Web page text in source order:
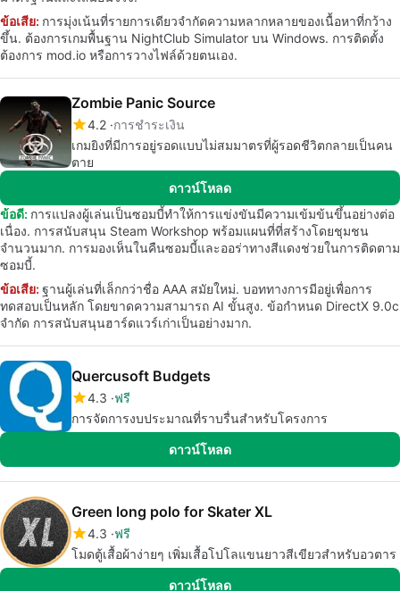
ข้อเสีย: การมุ่งเน้นที่รายการเดียวจำกัดความหลากหลายของเนื้อหาที่กว้าง
ขึ้น. ต้องการเกมพื้นฐาน NightClub Simulator บน Windows. การติดตั้ง
ต้องการ mod.io หรือการวางไฟล์ด้วยตนเอง.
Zombie Panic Source
4.2 การชำระเงิน
เกมยิงที่มีการอยู่รอดแบบไม่สมมาตรที่ผู้รอดชีวิตกลายเป็นคน
ตาย
ดาวน์โหลด
ข้อดี: การแปลงผู้เล่นเป็นซอมบี้ทำให้การแข่งขันมีความเข้มข้นขึ้นอย่างต่อ
เนื่อง. การสนับสนุน Steam Workshop พร้อมแผนที่ที่สร้างโดยชุมชน
จำนวนมาก. การมองเห็นในคืนซอมบี้และออร่าทางสีแดงช่วยในการติดตาม
ซอมบี้.
ข้อเสีย: ฐานผู้เล่นที่เล็กกว่าชื่อ AAA สมัยใหม่. บอททางการมีอยู่เพื่อการ
ทดสอบเป็นหลัก โดยขาดความสามารถ AI ขั้นสูง. ข้อกำหนด DirectX 9.0c
จำกัด การสนับสนุนฮาร์ดแวร์เก่าเป็นอย่างมาก.
Quercusoft Budgets
4.3 ฟรี
การจัดการงบประมาณที่ราบรื่นสำหรับโครงการ
ดาวน์โหลด
Green long polo for Skater XL
4.3 ฟรี
โมดตู้เสื้อผ้าง่ายๆ เพิ่มเสื้อโปโลแขนยาวสีเขียวสำหรับอวตาร
ดาวน์โหลด